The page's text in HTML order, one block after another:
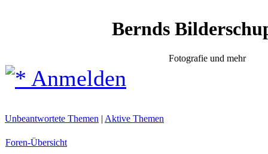
Bernds
Fotografie und mehr
Anmelden
Unbeantwortete Themen | Aktive Themen
Foren-Übersicht